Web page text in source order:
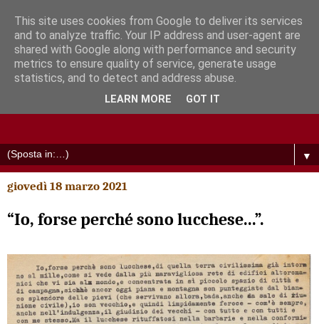
▼
giovedì 18 marzo 2021
“Io, forse perché sono lucchese...”.
This site uses cookies from Google to deliver its services
and to analyze traffic. Your IP address and user-agent are
shared with Google along with performance and security
metrics to ensure quality of service, generate usage
statistics, and to detect and address abuse.
LEARN MORE GOT IT